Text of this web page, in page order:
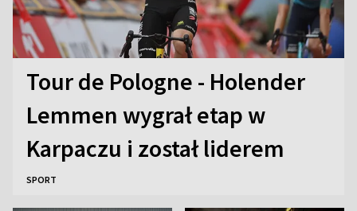
Tour de Pologne - Holender
Lemmen wygrał etap w
Karpaczu i został liderem
SPORT